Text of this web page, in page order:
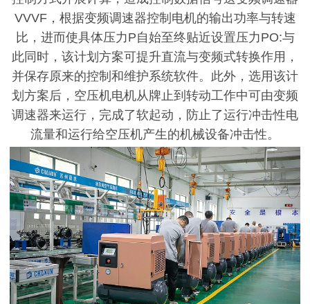
VVVF，根据变频调速器控制电机的输出功率与转速
比，进而使具体压力P自始至终贴近设置压力PO:与
此同时，该计划方案可提升直流与变频式转换作用，
并保存原来的控制和维护系统软件。此外，选用该计
划方案后，空压机电机从牌止到转动工作中可由变频
调速器来运行，完成了软起动，防止了运行冲击性电
流量和运行给空压机产生的机械设备冲击性。